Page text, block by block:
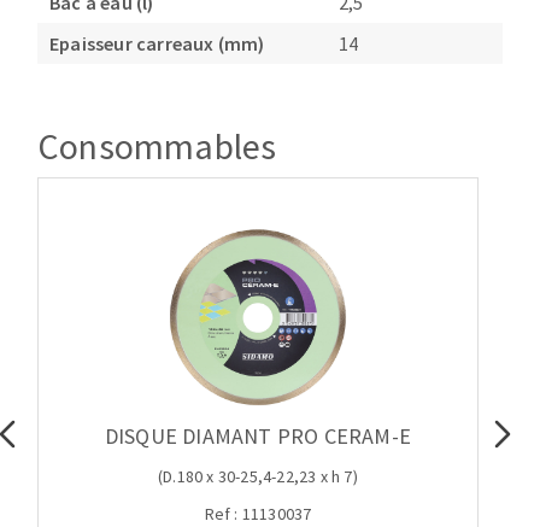
Epaisseur carreaux (mm)
14
Consommables
DISQUE DIAMANT PRO CERAM-E
(D.180 x 30-25,4-22,23 x h 7)
Ref : 11130037